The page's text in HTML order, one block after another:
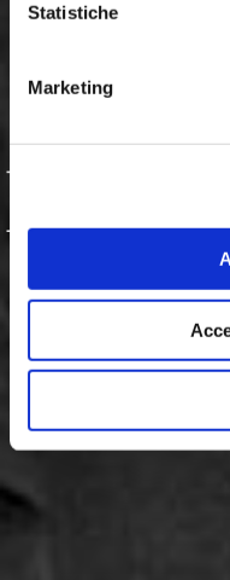
Statistiche
Marketing
DA